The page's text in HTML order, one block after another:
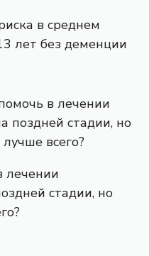
в среднем
лет без деменции
лечении
стадии, но